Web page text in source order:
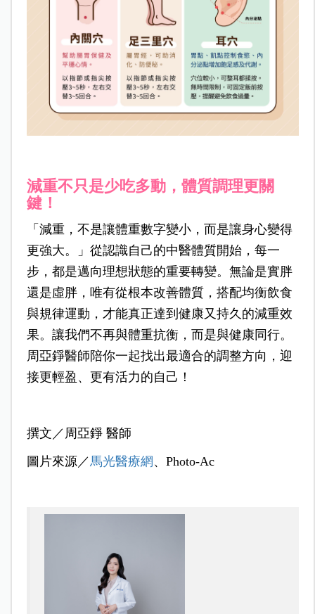
減重不只是少吃多動，體質調理更關
鍵！
「減重，不是讓體重數字變小，而是讓身心變得
更強大。」從認識自己的中醫體質開始，每一
步，都是邁向理想狀態的重要轉變。無論是實胖
還是虛胖，唯有從根本改善體質，搭配均衡飲食
與規律運動，才能真正達到健康又持久的減重效
果。讓我們不再與體重抗衡，而是與健康同行。
周亞錚醫師陪你一起找出最適合的調整方向，迎
接更輕盈、更有活力的自己！
撰文／周亞錚 醫師
圖片來源／馬光醫療網 、Photo-Ac